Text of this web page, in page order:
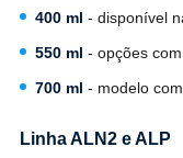
400 ml - disponível
550 ml - opções
700 ml - modelo
Linha ALN2 e ALP